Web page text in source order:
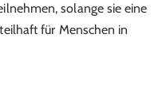
solange sie eine
für Menschen in